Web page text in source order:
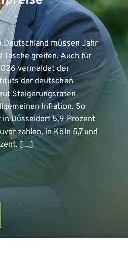
Deutschland müssen Jahr
greifen. Auch für
vermeldet der
der deutschen
Steigerungsraten
Inflation. So
Düsseldorf 5,9 Prozent
zahlen, in Köln 5,7 und
[…]